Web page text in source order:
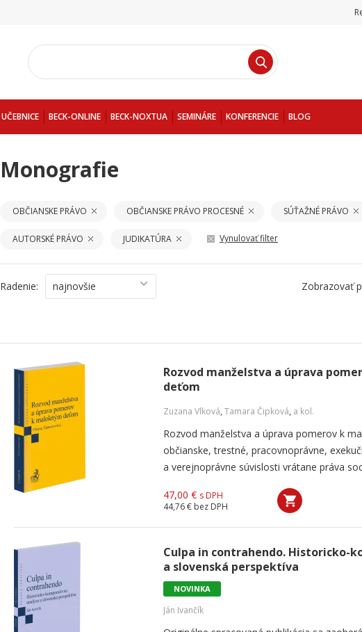
UČEBNICE BECK-ONLINE BECK-NOXTUA SEMINÁRE KONFERENCIE BLOG
Monografie
OBČIANSKE PRÁVO OBČIANSKE PRÁVO PROCESNÉ SÚŤAŽNÉ PRÁVO
AUTORSKÉ PRÁVO JUDIKATÚRA Vynulovať filter
Radenie: najnovšie Zobrazovať
Rozvod manželstva a úprava
deťom
Zuzana Vlková, Tamara Čipková, a kol.
Rozvod manželstva a úprava pomerov k
občianske, trestné, pracovnoprávne,
a verejnoprávne súvislosti vrátane práva
47,00 € s DPH
44,76 € bez DPH
Culpa in contrahendo. Historicko-
a slovenská perspektíva
NOVINKA
Ján Ivančík